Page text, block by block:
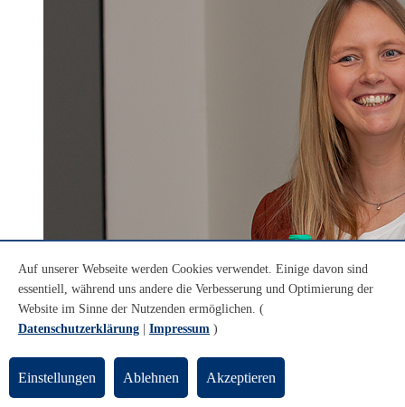
Auf unserer Webseite werden Cookies verwendet. Einige davon sind
essentiell, während uns andere die Verbesserung und Optimierung der
Website im Sinne der Nutzenden ermöglichen. (
Datenschutzerklärung
Impressum )
Einstellungen Ablehnen Akzeptieren